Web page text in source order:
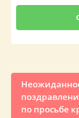
по просьбе